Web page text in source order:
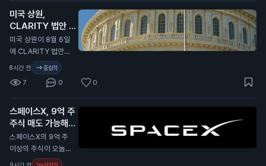
점에서 중요합니다.
이는 소비자 신뢰도와
경제 전반에 영향을
미칠 수 있습니다.
주장을 받아들이지 않
았습니다. 이 판결은
일반 투자자에게 중요
한 의미를 가집니다.
죄가 암호화폐 시장에
대한 신뢰를 떨어뜨릴
큰 임금 상승을 경험
하고 있다고 강조했습
니다. 이는 도널드 트
럼프 대통령 하의 경
제 성장과 관련이 있
습니다. 베센트 장관
은 저소득층의 25%
가 2%의 실질 임금
상승을 경험했다고 언
급했습니다. 이는 트
럼프 대통령의 첫 임
기 동안 블루칼라 노
미국 상원,
CLARITY 법안 일
정 제외
N
미국 상원이 8월 6일
에 CLARITY 법안을
논의하지 않기로 했습
니다. 이 법안은 암호
화폐 규제를 명확히
하기 위한 내용입니
다. 법안 지지자들은
이제 금요일까지 절차
적 경로를 확보해야
합니다. 상원은 8월 1
0일부터 휴회에 들어
8시간 전 중립적
7 0 0
스페이스X, 9억 주
주식 매도 가능해져
N
스페이스X의 9억 주
이상의 주식이 오늘
매도 가능해졌습니다.